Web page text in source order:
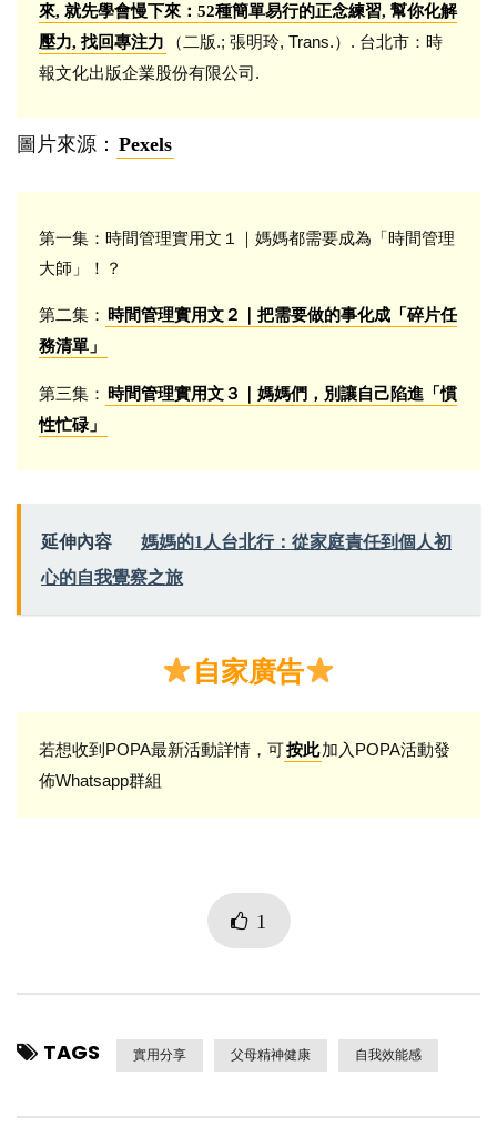
來, 就先學會慢下來：52種簡單易行的正念練習, 幫你化解
壓力, 找回專注力
（二版.; 張明玲, Trans.）. 台北市：時
報文化出版企業股份有限公司.
圖片來源： Pexels
第一集：時間管理實用文１｜媽媽都需要成為「時間管理
大師」！？
第二集：
時間管理實用文２｜把需要做的事化成「碎片任
務清單」
第三集：
時間管理實用文３｜媽媽們，別讓自己陷進「慣
性忙碌」
延伸內容
媽媽的1人台北行：從家庭責任到個人初
心的自我覺察之旅
自家廣告
若想收到POPA最新活動詳情，可按此加入POPA活動發
佈Whatsapp群組
1
TAGS 實用分享 父母精神健康 自我效能感